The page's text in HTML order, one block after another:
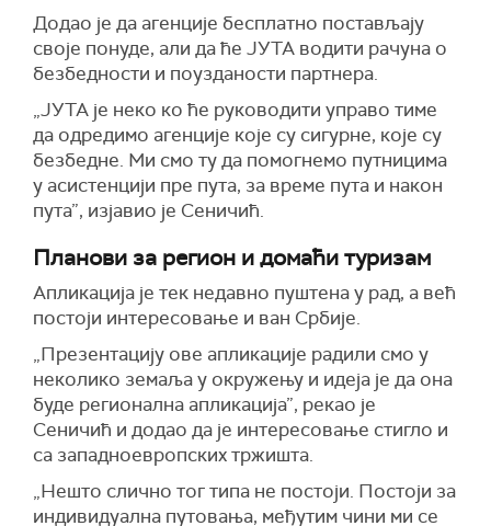
Додао је да агенције бесплатно постављају
своје понуде, али да ће ЈУТА водити рачуна о
безбедности и поузданости партнера.
„ЈУТА је неко ко ће руководити управо тиме
да одредимо агенције које су сигурне, које су
безбедне. Ми смо ту да помогнемо путницима
у асистенцији пре пута, за време пута и након
пута”, изјавио је Сеничић.
Планови за регион и домаћи туризам
Апликација је тек недавно пуштена у рад, а већ
постоји интересовање и ван Србије.
„Презентацију ове апликације радили смо у
неколико земаља у окружењу и идеја је да она
буде регионална апликација”, рекао је
Сеничић и додао да је интересовање стигло и
са западноевропских тржишта.
„Нешто слично тог типа не постоји. Постоји за
индивидуална путовања, међутим чини ми се